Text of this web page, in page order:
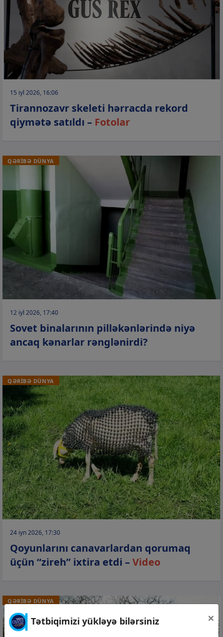
15 iyl 2026, 16:06
Tirannozavr skeleti hərracda rekord
qiymətə satıldı – Fotolar
QƏRİBƏ DÜNYA
12 iyl 2026, 17:40
Sovet binalarının pilləkənlərində niyə
ancaq kənarlar rənglənirdi?
QƏRİBƏ DÜNYA
24 iyn 2026, 17:30
Qoyunlarını canavarlardan qorumaq
üçün “zireh” ixtira etdi –Video
QƏRİBƏ DÜNYA
Tətbiqimizi yükləyə bilərsiniz ×